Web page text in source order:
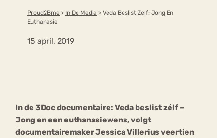
Proud2Bme > In De Media > Veda Beslist Zelf: Jong En
Euthanasie
15 april, 2019
In de 3Doc documentaire: Veda beslist zélf –
Jong en een euthanasiewens, volgt
documentairemaker Jessica Villerius veertien
Over ons
Forum
Vacatures
Privacyverklaring
mia
Nerv
osa
Eetstoornis Anorexia Nervosa